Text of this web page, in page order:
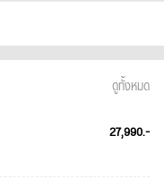
ดูทั้งหมด
27,990.-